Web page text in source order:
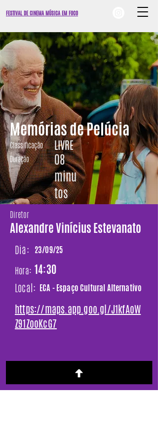
FESTIVAL DE CINEMA MÚSICA EM FOCO
Memórias de Pelúcia
Classificação LIVRE
Duração
08
minu
tos
Diretor
Alexandre Vinícius Estevanato
Dia: 23/09/25
Hora: 14:30
Local: ECA - Espaço Cultural Alternativo
https://maps.app.goo.gl/J1kfAoW
Z91ZooKcG7